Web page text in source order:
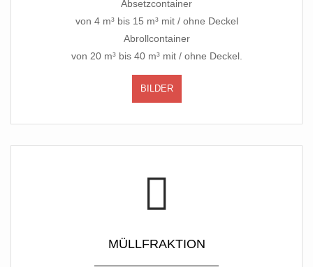
Absetzcontainer
von 4 m³ bis 15 m³ mit / ohne Deckel
Abrollcontainer
von 20 m³ bis 40 m³ mit / ohne Deckel.
BILDER
MÜLLFRAKTION